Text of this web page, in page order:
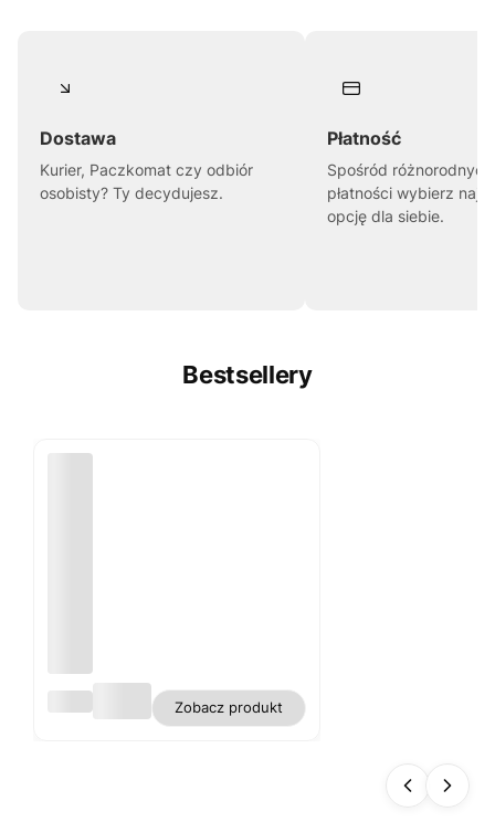
Dostawa
Kurier, Paczkomat czy odbiór
osobisty? Ty decydujesz.
Płatność
Spośród
płatności wybierz
opcję dla siebie.
Bestsellery
Zobacz produkt